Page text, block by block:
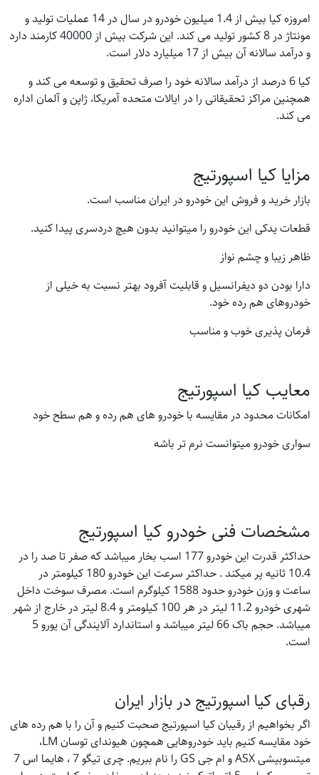
امروزه کیا بیش از 1.4 میلیون خودرو در سال در 14 عملیات تولید و
مونتاژ در 8 کشور تولید می کند. این شرکت بیش از 40000 کارمند دارد
و درآمد سالانه آن بیش از 17 میلیارد دلار است.
کیا 6 درصد از درآمد سالانه خود را صرف تحقیق و توسعه می کند و
همچنین مراکز تحقیقاتی را در ایالات متحده آمریکا، ژاپن و آلمان اداره
می کند.
مزایا کیا اسپورتیج
بازار خرید و فروش این خودرو در ایران مناسب است.
قطعات یدکی این خودرو را میتوانید بدون هیچ دردسری پیدا کنید.
ظاهر زیبا و چشم نواز
دارا بودن دو دیفرانسیل و قابلیت آفرود بهتر نسبت به خیلی از
خودروهای هم رده خود.
فرمان پذیری خوب و مناسب
معایب کیا اسپورتیج
امکانات محدود در مقایسه با خودرو های هم رده و هم سطح خود
سواری خودرو میتوانست نرم تر باشه
مشخصات فنی خودرو کیا اسپورتیج
حداکثر قدرت این خودرو 177 اسب بخار میباشد که صفر تا صد را در
10.4 ثانیه پر میکند . حداکثر سرعت این خودرو 180 کیلومتر در
ساعت و وزن خودرو حدود 1588 کیلوگرم است. مصرف سوخت داخل
شهری خودرو 11.2 لیتر در هر 100 کیلومتر و 8.4 لیتر در خارج از شهر
میباشد. حجم باک 66 لیتر میباشد و استاندارد آلایندگی آن یورو 5
است.
رقبای کیا اسپورتیج در بازار ایران
اگر بخواهیم از رقیبان کیا اسپورتیج صحبت کنیم و آن را با هم رده های
خود مقایسه کنیم باید خودروهایی همچون هیوندای توسان LM،
میتسوبیشی ASX و ام جی GS را نام ببریم. چری تیگو 7 ، هایما اس 7